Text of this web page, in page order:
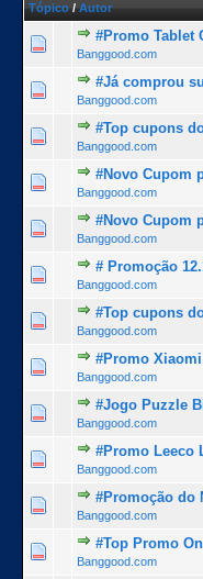
Tópico/Autor
#Promo Tablet
Banggood.com
1
#Já comprou
Banggood.com
1
#Top cupons
Banggood.com
1
#Novo Cupom
Banggood.com
1
#Novo Cupom
Banggood.com
1
# Promoção
Banggood.com
1
#Top cupons
Banggood.com
1
#Promo Xiaomi
Banggood.com
1
#Jogo Puzzle
Banggood.com
1
#Promo Leeco
Banggood.com
1
#Promoção do
Banggood.com
1
#Top Promo
Banggood.com
1